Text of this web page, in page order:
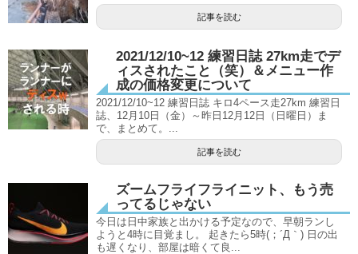
記事を読む
2021/12/10~12 練習日誌 27km走でデ
ィスされたこと（笑）＆メニュー作
成の価格変更について
2021/12/10~12 練習日誌 キロ4ペース走27km 練習日
誌、12月10日（金）～昨日12月12日（日曜日）ま
で、まとめて。...
記事を読む
ズームフライフライニット、もう売
ってるじゃない
今日は日中家族と出かける予定なので、早朝ランし
ようと4時に目覚まし。 起きたら5時(；´Д｀) 日の出
も遅くなり、部屋は暗くて良...